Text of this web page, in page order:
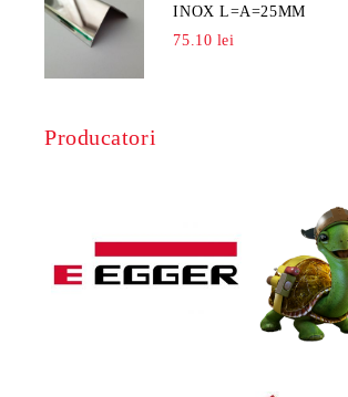
INOX L=A=25MM
75.10 lei
Producatori